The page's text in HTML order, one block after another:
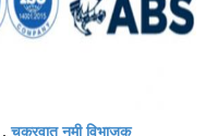
चक्रवात नमी विभाजक